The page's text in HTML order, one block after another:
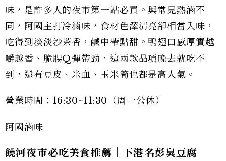
味，是許多人的夜市第一站必買。與常見熱滷不
同，阿國主打冷滷味，食材色澤清亮卻相當入味，
吃得到淡淡沙茶香，鹹中帶點甜。鴨翅口感厚實越
嚼越香、脆腸Q彈帶勁，這兩款品項晚去就吃不
到，還有豆皮、米血、玉米筍也都是高人氣。
營業時間：16:30~11:30（周一公休）
阿國滷味
饒河夜市必吃美食推薦｜下港名彭臭豆腐